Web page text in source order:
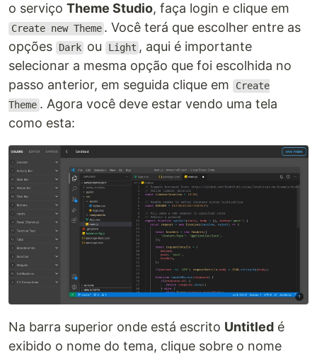
o serviço Theme Studio, faça login e clique em
Create new Theme . Você terá que escolher entre as
opções
Dark ou Light , aqui é importante
selecionar a mesma opção que foi escolhida no
passo anterior, em seguida clique em
Create
Theme . Agora você deve estar vendo uma tela
como esta:
Na barra superior onde está escrito Untitled é
exibido o nome do tema, clique sobre o nome